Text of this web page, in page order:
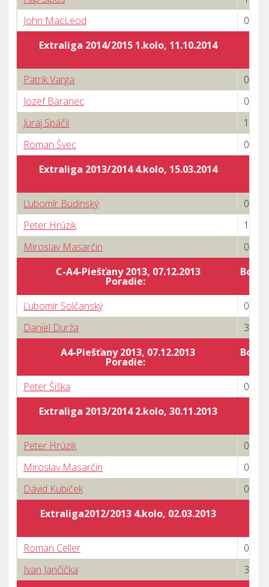
John MacLeod
0 : 3
Extraliga 2014/2015 1.kolo, 11.10.2014
Patrik Varga
0 : 3
Jozef Baranec
0 : 3
Juraj Spáčil
1 : 3
Roman Švec
0 : 3
Extraliga 2013/2014 4.kolo, 15.03.2014
Ľubomír Budinský
0 : 3
Peter Hrúzik
1 : 3
Miroslav Masarčin
0 : 3
C-A4-Piešťany 2013, 07.12.2013
Poradie:
Body
Ľubomír Solčanský
0 : 3
Daniel Durža
3 : 0
A4-Piešťany 2013, 07.12.2013
Poradie:
Body
Peter Šiška
0 : 3
Extraliga 2013/2014 2.kolo, 30.11.2013
Peter Hrúzik
0 : 3
Miroslav Masarčin
0 : 3
Dávid Kubiček
0 : 3
Extraliga2012/2013 4.kolo, 02.03.2013
Roman Celler
0 : 3
Ivan Jančička
3 : 1